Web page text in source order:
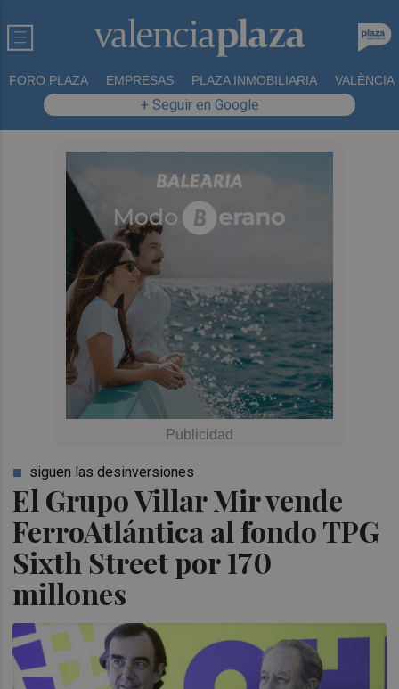
FORO PLAZA EMPRESAS PLAZA INMOBILIARIA VALÈNCIA
+ Seguir en Google
El Grupo Villar Mir vende
FerroAtlántica al fondo TPG
Sixth Street por 170
millones
siguen las desinversiones